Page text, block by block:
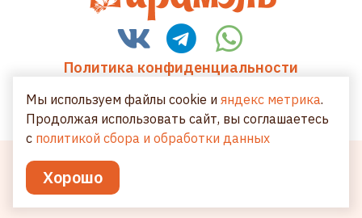
Политика конфиденциальности
Пользовательское соглашение
Copyright © 2022 - 2026. Мирамэль Калуга, пекарня-
Разработка и продвижение -
Мы используем файлы cookie и яндекс метрика.
Продолжая использовать сайт, вы соглашаетесь
с политикой сбора и обработки данных
Хорошо